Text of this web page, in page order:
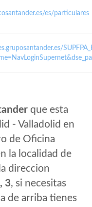
es/particulares
que esta
- Valladolid en
de Oficina
la localidad de
direccion
3, si necesitas
de arriba tienes